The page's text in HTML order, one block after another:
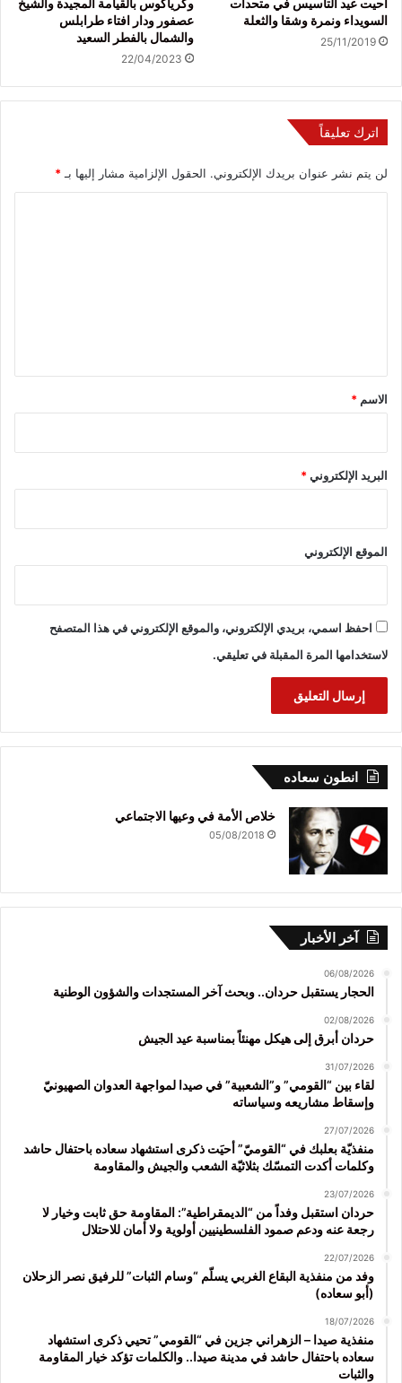
أحيت عيد التأسيس في متحدات
السويداء ونمرة وشقا والثعلة
25/11/2019
وكرياكوس بالقيامة المجيدة والشيخ
عصفور ودار افتاء طرابلس
والشمال بالفطر السعيد
22/04/2023
اترك تعليقاً
لن يتم نشر عنوان بريدك الإلكتروني. الحقول الإلزامية مشار إليها بـ*
*
الاسم *
البريد الإلكتروني*
الموقع الإلكتروني
احفظ اسمي، بريدي الإلكتروني، والموقع الإلكتروني في هذا المتصفح
لاستخدامها المرة المقبلة في تعليقي.
انطون سعاده
خلاص الأمة في وعيها الاجتماعي
05/08/2018
آخر الأخبار
06/08/2026
الحجار يستقبل حردان.. وبحث آخر المستجدات والشؤون الوطنية
02/08/2026
حردان أبرق إلى هيكل مهنئاً بمناسبة عيد الجيش
31/07/2026
لقاء بين “القومي” و”الشعبية” في صيدا لمواجهة العدوان الصهيونيّ
وإسقاط مشاريعه وسياساته
27/07/2026
منفذيّة بعلبك في “القوميّ” أحيَت ذكرى استشهاد سعاده باحتفال حاشد
وكلمات أكدت التمسّك بثلاثيّة الشعب والجيش والمقاومة
23/07/2026
حردان استقبل وفداً من “الديمقراطية”: المقاومة حق ثابت وخيار لا
رجعة عنه ودعم صمود الفلسطينيين أولوية ولا أمان للاحتلال
22/07/2026
وفد من منفذية البقاع الغربي يسلّم “وسام الثبات” للرفيق نصر الزحلان
(أبو سعاده)
18/07/2026
منفذية صيدا – الزهراني جزين في “القومي” تحيي ذكرى استشهاد
سعاده باحتفال حاشد في مدينة صيدا.. والكلمات تؤكد خيار المقاومة
والثبات